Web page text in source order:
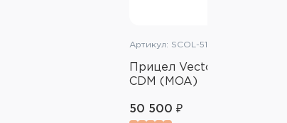
Артикул: SCOL-51
Прицел Vector Optics
CDM (MOA)
50 500 ₽